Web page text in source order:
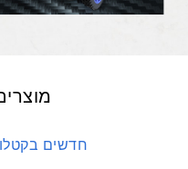
חדשים